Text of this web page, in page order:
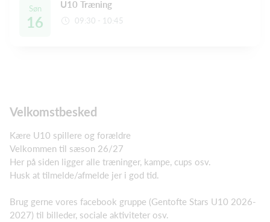
Søn
16
U10 Træning
09:30 - 10:45
Velkomstbesked
Kære U10 spillere og forældre
Velkommen til sæson 26/27
Her på siden ligger alle træninger, kampe, cups osv.
Husk at tilmelde/afmelde jer i god tid.
Brug gerne vores facebook gruppe (Gentofte Stars U10 2026-
2027) til billeder, sociale aktiviteter osv.